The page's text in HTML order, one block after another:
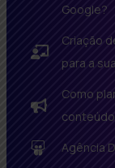
Google?
Criação
para a
Como
Agência